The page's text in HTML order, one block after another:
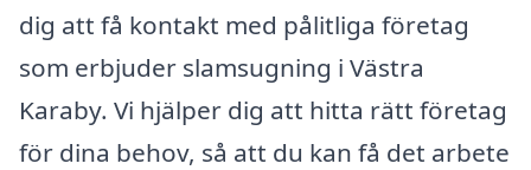
dig att få kontakt med pålitliga företag
som erbjuder slamsugning i Västra
Karaby. Vi hjälper dig att hitta rätt företag
för dina behov, så att du kan få det arbete